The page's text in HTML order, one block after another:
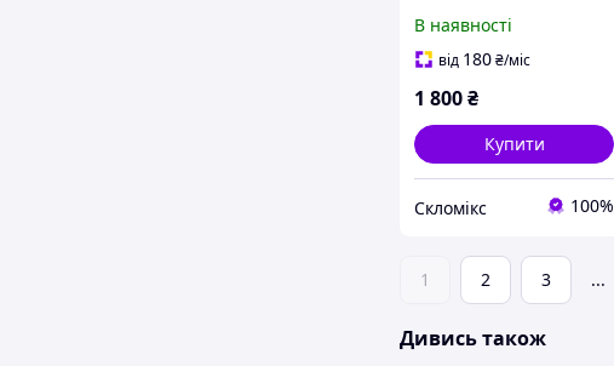
кабіни (Bronze) бронза,
SUS 304
В наявності
від 180₴/міс
1 800₴
Купити
Скломікс 100%
1 2 3 ...
Дивись також